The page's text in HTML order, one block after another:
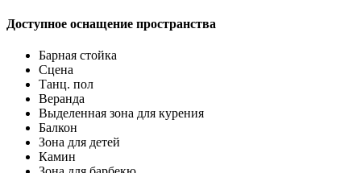
Доступное оснащение пространства
Барная стойка
Сцена
Танц. пол
Веранда
Выделенная зона для курения
Балкон
Зона для детей
Камин